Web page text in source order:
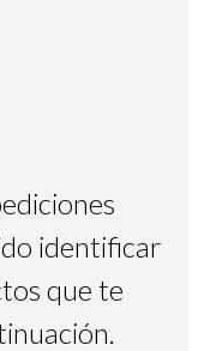
identificar
que te